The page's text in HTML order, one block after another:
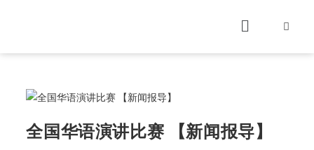
全国华语演讲比赛 【新闻报导】